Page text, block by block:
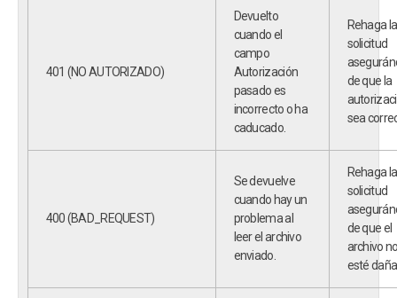
401 (NO AUTORIZADO)
Devuelto
cuando el
campo
Autorización
pasado es
incorrecto o ha
caducado.
Rehaga la
solicitud
de que la
sea
400 (BAD_REQUEST)
Se devuelve
cuando hay un
problema al
leer el archivo
enviado.
Rehaga la
solicitud
de que el
archivo
esté